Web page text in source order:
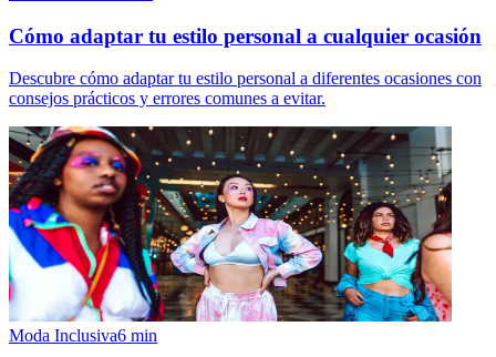
Cómo adaptar tu estilo personal a cualquier ocasión
Descubre cómo adaptar tu estilo personal a diferentes ocasiones con
consejos prácticos y errores comunes a evitar.
Moda Inclusiva6 min